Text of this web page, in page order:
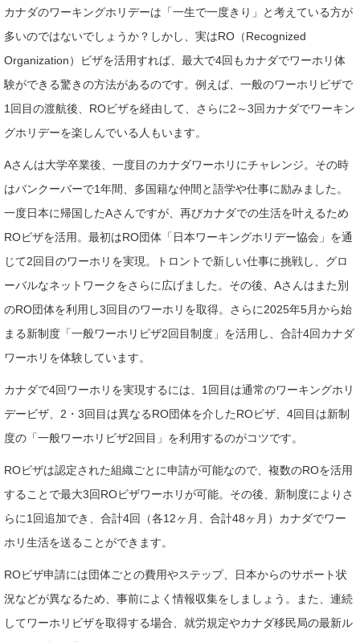
カナダのワーキングホリデーは「一生で一度きり」と考えている方が
多いのではないでしょうか？しかし、実はRO（Recognized
Organization）ビザを活用すれば、最大で4回もカナダでワーホリ体
験ができる驚きの方法があるのです。例えば、一般のワーホリビザで
1回目の渡航後、ROビザを経由して、さらに2～3回カナダでワーキン
グホリデーを楽しんでいる人もいます。
Aさんは大学卒業後、一度目のカナダワーホリにチャレンジ。その時
はバンクーバーで1年間、多国籍な仲間と語学や仕事に励みました。
一度日本に帰国したAさんですが、再びカナダでの生活を叶えるため
ROビザを活用。最初はRO団体「日本ワーキングホリデー協会」を通
じて2回目のワーホリを実現。トロントで新しい仕事に挑戦し、グロ
ーバルなネットワークをさらに広げました。その後、Aさんはまた別
のRO団体を利用し3回目のワーホリを取得。さらに2025年5月から始
まる新制度「一般ワーホリビザ2回目制度」を活用し、合計4回カナダ
ワーホリを体験しています。
カナダで4回ワーホリを実現するには、1回目は通常のワーキングホリ
デービザ、2・3回目は異なるRO団体を介したROビザ、4回目は新制
度の「一般ワーホリビザ2回目」を利用するのがコツです。
ROビザは認定された組織ごとに申請が可能なので、複数のROを活用
することで最大3回ROビザワーホリが可能。その後、新制度によりさ
らに1回追加でき、合計4回（各12ヶ月、合計48ヶ月）カナダでワー
ホリ生活を送ることができます。
ROビザ申請には団体ごとの費用やステップ、日本からのサポート状
況などが異なるため、事前によく情報収集をしましょう。また、連続
してワーホリビザを取得する場合、就労規定やカナダ移民局の最新ル